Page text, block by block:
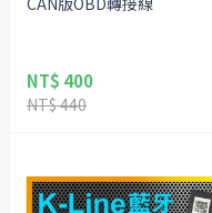
NT$ 400
NT$ 440